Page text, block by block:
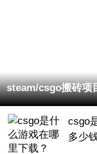
砖项目全网最全教
csgo
多少